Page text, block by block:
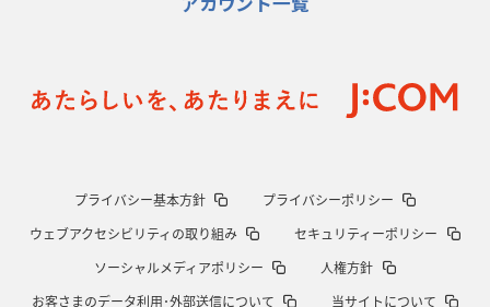
2026年1月8日(木)更新
ルディケ「15番はゲームドライバ
2025年12月25日(木)更新
2025年12月18日(木)更新
プライバシー基本方針
プライバシーポリシー
ウェブアクセシビリティの取り組み
セキュリティーポリシー
ソーシャルメディアポリシー
人権方針
お客さまのデータ利用･外部送信について
当サイトについて